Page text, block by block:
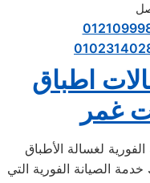
اطباق
غمر
لغسالة الأطباق
الصيانة الفورية التي